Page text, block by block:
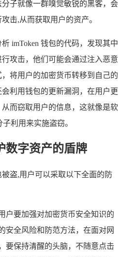
子就像一群嗅觉敏锐的黑客，会
击,从而获取用户的资产。
imToken 钱包的代码，发现其中
攻击，他们可能会通过注入恶意
将用户的加密货币转移到自己的
利用钱包的更新漏洞，在用户更
而窃取用户的信息，这就像是软
利用来实施盗窃。
数字资产的盾牌
被盗,用户可以采取以下全面的防
户要加强对加密货币安全知识的
安全风险和防范方法，在面对网
要保持清醒的头脑，不随意点击